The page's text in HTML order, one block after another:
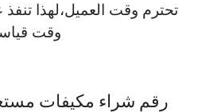
تحترم وقت العميل،لهذا تنفذ
وقت
رقم شراء مكيفات